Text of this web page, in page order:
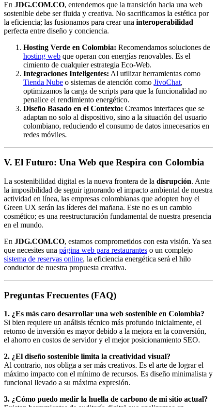
En JDG.COM.CO, entendemos que la transición hacia una web
sostenible debe ser fluida y creativa. No sacrificamos la estética por
la eficiencia; las fusionamos para crear una interoperabilidad
perfecta entre diseño y conciencia.
Hosting Verde en Colombia: Recomendamos soluciones de
hosting web que operan con energías renovables. Es el
cimiento de cualquier estrategia Eco-Web.
Integraciones Inteligentes: Al utilizar herramientas como
Tienda Nube o sistemas de atención como JivoChat,
optimizamos la carga de scripts para que la funcionalidad no
penalice el rendimiento energético.
Diseño Basado en el Contexto: Creamos interfaces que se
adaptan no solo al dispositivo, sino a la situación del usuario
colombiano, reduciendo el consumo de datos innecesarios en
redes móviles.
V. El Futuro: Una Web que Respira con Colombia
La sostenibilidad digital es la nueva frontera de la disrupción. Ante
la imposibilidad de seguir ignorando el impacto ambiental de nuestra
actividad en línea, las empresas colombianas que adopten hoy el
Green UX serán las líderes del mañana. Este no es un cambio
cosmético; es una reestructuración fundamental de nuestra presencia
en el mundo.
En JDG.COM.CO, estamos comprometidos con esta visión. Ya sea
que necesites una página web para restaurantes o un complejo
sistema de reservas online, la eficiencia energética será el hilo
conductor de nuestra propuesta creativa.
Preguntas Frecuentes (FAQ)
1. ¿Es más caro desarrollar una web sostenible en Colombia?
Si bien requiere un análisis técnico más profundo inicialmente, el
retorno de inversión es mayor debido a la mejora en la conversión,
el ahorro en costos de servidor y el mejor posicionamiento SEO.
2. ¿El diseño sostenible limita la creatividad visual?
Al contrario, nos obliga a ser más creativos. Es el arte de lograr el
máximo impacto con el mínimo de recursos. Es diseño minimalista y
funcional llevado a su máxima expresión.
3. ¿Cómo puedo medir la huella de carbono de mi sitio actual?